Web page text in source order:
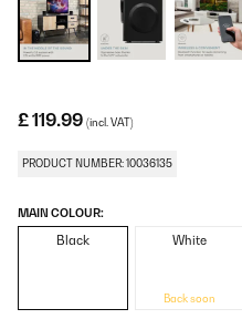
£ 119.99 (incl. VAT)
PRODUCT NUMBER: 10036135
MAIN COLOUR:
Black White
Back soon